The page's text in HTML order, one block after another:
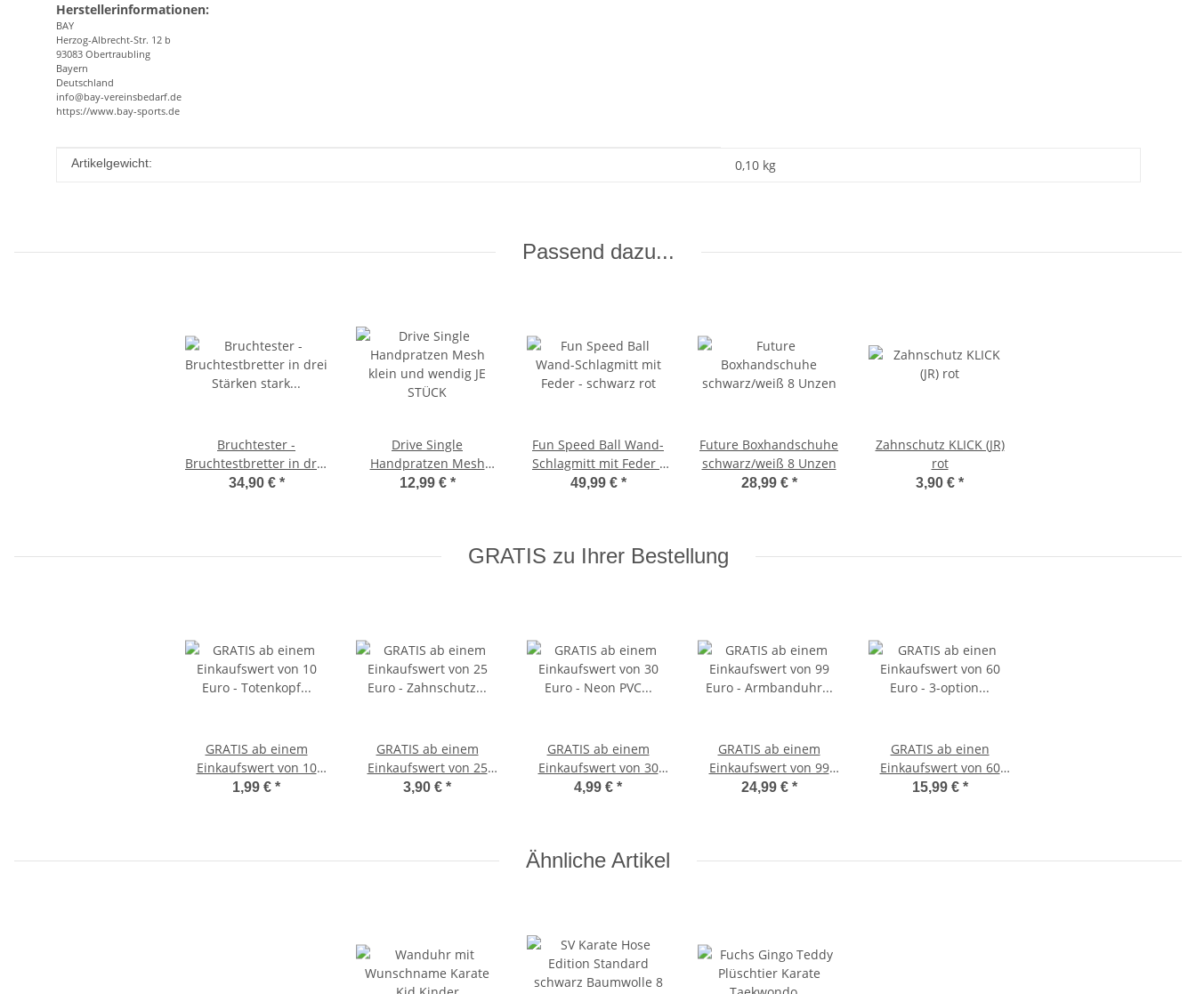
Herstellerinformationen:
BAY
Herzog-Albrecht-Str. 12 b
93083 Obertraubling
Bayern
Deutschland
info@bay-vereinsbedarf.de
https://www.bay-sports.de
Produkteigenschaft
Wert
Artikelgewicht: 0,10 kg
Passend dazu...
Bruchtester -
Bruchtestbretter in drei
Stärken stark (schwarz)
34,90 € *
Drive Single
Handpratzen Mesh
klein und wendig JE
12,99 € *
Fun Speed Ball Wand-
Schlagmitt mit Feder -
schwarz rot
49,99 € *
Future Boxhandschuhe
schwarz/weiß 8 Unzen
28,99 € *
Zahnschutz KLICK (JR)
rot
3,90 € *
GRATIS zu Ihrer Bestellung
GRATIS ab einem
Einkaufswert von 10
Euro - Totenkopf Perlen
1,99 € *
GRATIS ab einem
Einkaufswert von 25
Euro - Zahnschutz
3,90 € *
GRATIS ab einem
Einkaufswert von 30
Euro - Neon PVC
4,99 € *
GRATIS ab einem
Einkaufswert von 99
Euro - Armbanduhr
24,99 € *
GRATIS ab einen
Einkaufswert von 60
Euro - 3-option
15,99 € *
Ähnliche Artikel